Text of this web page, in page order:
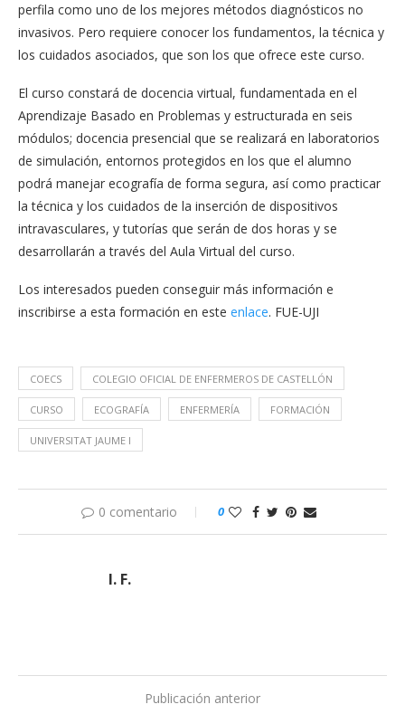
perfila como uno de los mejores métodos diagnósticos no
invasivos. Pero requiere conocer los fundamentos, la técnica y
los cuidados asociados, que son los que ofrece este curso.
El curso constará de docencia virtual, fundamentada en el
Aprendizaje Basado en Problemas y estructurada en seis
módulos; docencia presencial que se realizará en laboratorios
de simulación, entornos protegidos en los que el alumno
podrá manejar ecografía de forma segura, así como practicar
la técnica y los cuidados de la inserción de dispositivos
intravasculares, y tutorías que serán de dos horas y se
desarrollarán a través del Aula Virtual del curso.
Los interesados pueden conseguir más información e
inscribirse a esta formación en este enlace. FUE-UJI
COECS COLEGIO OFICIAL DE ENFERMEROS DE CASTELLÓN
CURSO ECOGRAFÍA ENFERMERÍA FORMACIÓN
UNIVERSITAT JAUME I
0 comentario 0
I. F.
Publicación anterior